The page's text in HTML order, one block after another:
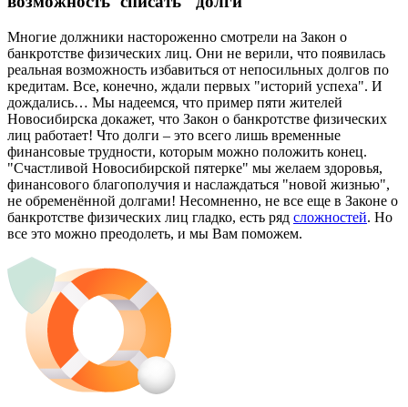
Многие должники настороженно смотрели на Закон о
банкротстве физических лиц. Они не верили, что появилась
реальная возможность избавиться от непосильных долгов по
кредитам. Все, конечно, ждали первых "историй успеха". И
дождались… Мы надеемся, что пример пяти жителей
Новосибирска докажет, что Закон о банкротстве физических
лиц работает! Что долги – это всего лишь временные
финансовые трудности, которым можно положить конец.
"Счастливой Новосибирской пятерке" мы желаем здоровья,
финансового благополучия и наслаждаться "новой жизнью",
не обременённой долгами! Несомненно, не все еще в Законе о
банкротстве физических лиц гладко, есть ряд сложностей. Но
все это можно преодолеть, и мы Вам поможем.